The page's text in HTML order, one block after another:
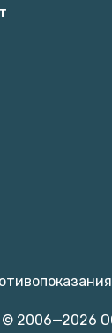
© 2006—2026